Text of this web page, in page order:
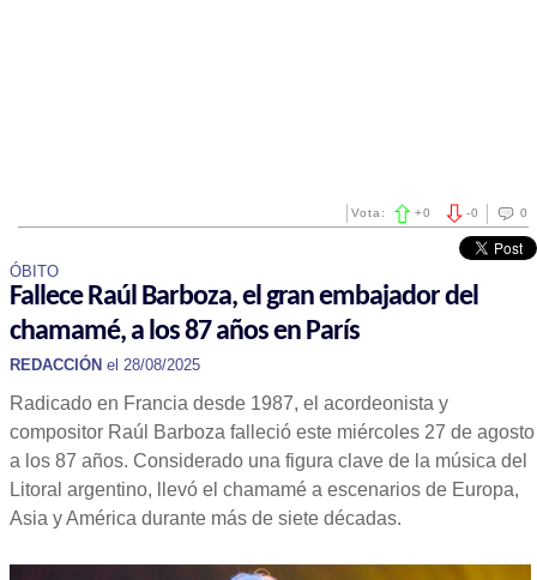
0
-0
Vota: +0
ÓBITO
Fallece Raúl Barboza, el gran embajador del
chamamé, a los 87 años en París
REDACCIÓN el 28/08/2025
Radicado en Francia desde 1987, el acordeonista y
compositor Raúl Barboza falleció este miércoles 27 de agosto
a los 87 años. Considerado una figura clave de la música del
Litoral argentino, llevó el chamamé a escenarios de Europa,
Asia y América durante más de siete décadas.